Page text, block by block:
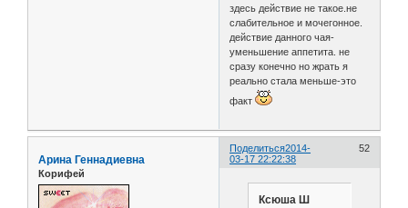
здесь действие не такое.не
слабительное и мочегонное.
действие данного чая-
уменьшение аппетита. не
сразу конечно но жрать я
реально стала меньше-это
факт
Поделиться 52
2014-
03-17 22:22:38
Арина Геннадиевна
Корифей
Ксюша Ш